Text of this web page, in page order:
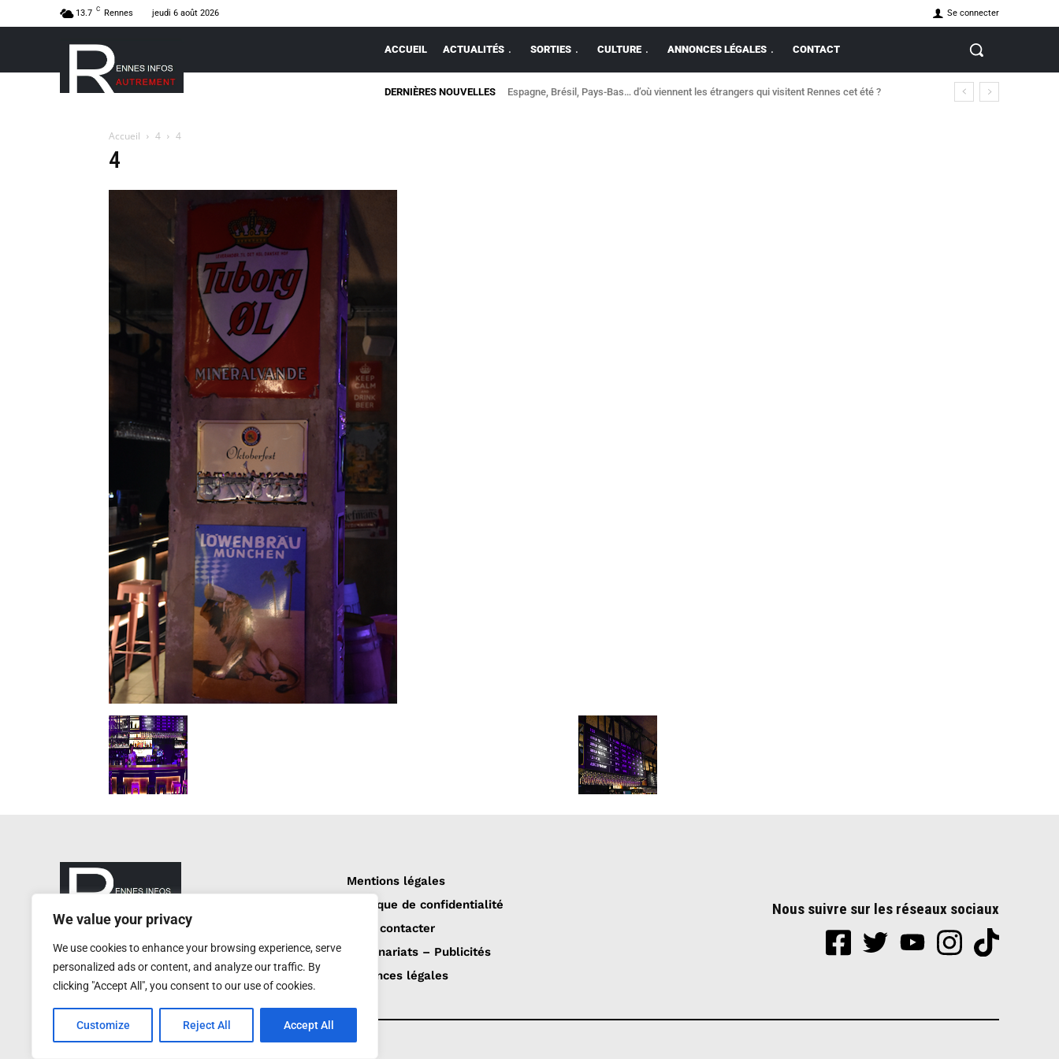
We value your privacy
We use cookies to enhance your browsing experience, serve
personalized ads or content, and analyze our traffic. By
clicking "Accept All", you consent to our use of cookies.
Customize Reject All Accept All
13.7 C Rennes jeudi 6 août 2026 Se connecter
ACCUEIL ACTUALITÉS SORTIES CULTURE ANNONCES LÉGALES CONTACT
DERNIÈRES NOUVELLES Espagne, Brésil, Pays-Bas… d’où viennent les étrangers qui visitent Rennes cet été ?
Accueil 4 4
4
rennesinfosautrement@gmail.com
RCS de Rennes : 752 406 884
Service de presse : 0620 W
Mentions légales
Politique de confidentialité
Nous contacter
Partenariats – Publicités
Annonces légales
Nous suivre sur les réseaux sociaux